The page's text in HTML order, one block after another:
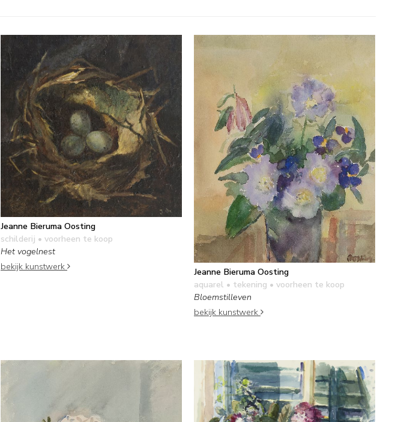
Jeanne Bieruma Oosting
schilderij • voorheen te koop
Het vogelnest
bekijk kunstwerk
Jeanne Bieruma Oosting
aquarel • tekening • voorheen te koop
Bloemstilleven
bekijk kunstwerk